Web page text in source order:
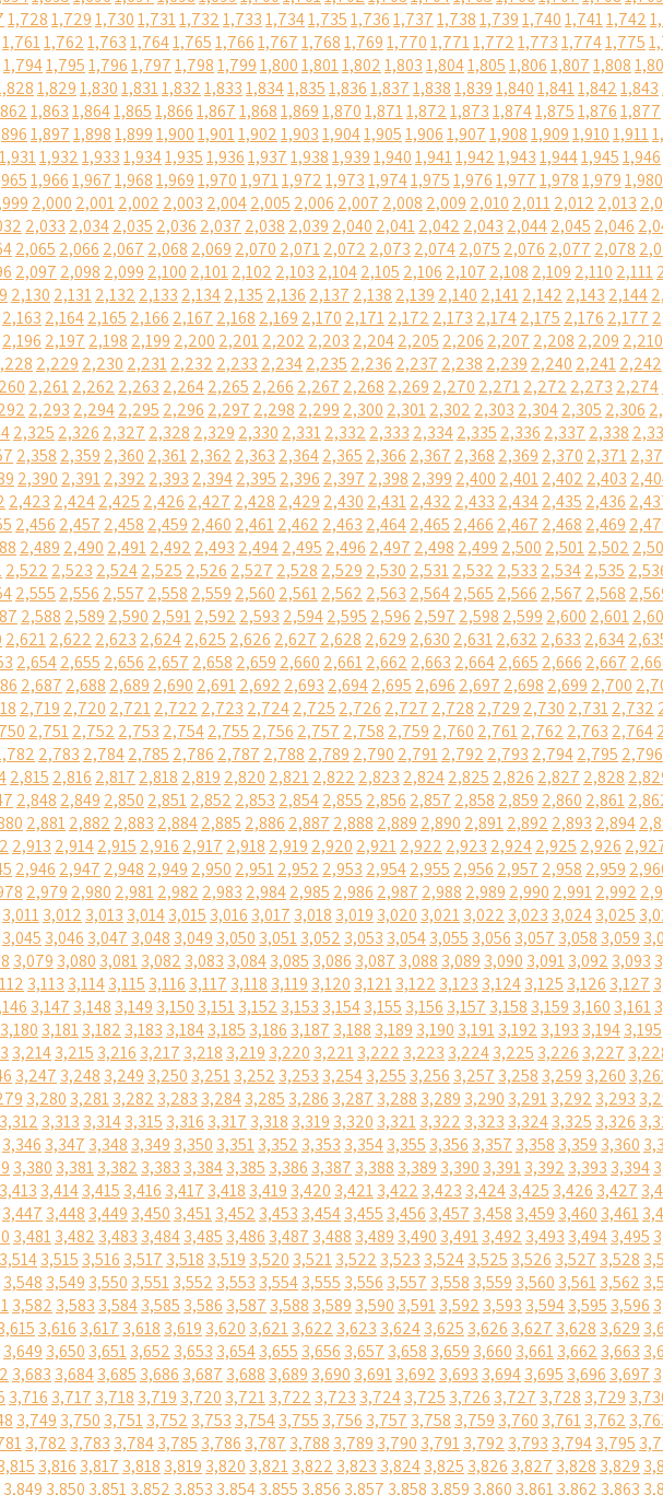
1,7281,7291,7301,7311,7321,7331,7341,7351,7361,7371,7381,7391,7401,7411,742
1,7611,7621,7631,7641,7651,7661,7671,7681,7691,7701,7711,7721,7731,7741,775
1,7941,7951,7961,7971,7981,7991,8001,8011,8021,8031,8041,8051,8061,8071,808
1,8291,8301,8311,8321,8331,8341,8351,8361,8371,8381,8391,8401,8411,8421,843
1,8631,8641,8651,8661,8671,8681,8691,8701,8711,8721,8731,8741,8751,8761,877
1,8971,8981,8991,9001,9011,9021,9031,9041,9051,9061,9071,9081,9091,9101,911
1,9311,9321,9331,9341,9351,9361,9371,9381,9391,9401,9411,9421,9431,9441,9451,946
1,9661,9671,9681,9691,9701,9711,9721,9731,9741,9751,9761,9771,9781,9791,980
2,000 2,0012,002 2,003 2,0042,005 2,006 2,007 2,008 2,009 2,010 2,0112,012 2,013
2,033 2,0342,035 2,036 2,037 2,038 2,039 2,040 2,0412,042 2,043 2,0442,045 2,046
2,065 2,066 2,067 2,068 2,069 2,070 2,0712,072 2,073 2,0742,075 2,076 2,077 2,078
2,097 2,098 2,099 2,100 2,1012,102 2,103 2,1042,105 2,106 2,107 2,108 2,109 2,110 2,111
2,130 2,1312,132 2,133 2,1342,135 2,136 2,137 2,138 2,139 2,140 2,1412,142 2,143 2,144
2,163 2,1642,165 2,166 2,167 2,168 2,169 2,170 2,1712,172 2,173 2,1742,175 2,176 2,177
2,196 2,197 2,198 2,199 2,200 2,2012,202 2,203 2,2042,205 2,206 2,207 2,208 2,209 2,210
2,229 2,230 2,2312,232 2,233 2,2342,235 2,236 2,237 2,238 2,239 2,240 2,2412,242
2,2612,262 2,263 2,2642,265 2,266 2,267 2,268 2,269 2,270 2,2712,272 2,273 2,274
2,293 2,2942,295 2,296 2,297 2,298 2,299 2,300 2,3012,302 2,303 2,3042,305 2,306
2,325 2,326 2,327 2,328 2,329 2,330 2,3312,332 2,333 2,3342,335 2,336 2,337 2,338
2,358 2,359 2,360 2,3612,362 2,363 2,3642,365 2,366 2,367 2,368 2,369 2,370 2,371
2,390 2,3912,392 2,393 2,3942,395 2,396 2,397 2,398 2,399 2,400 2,4012,402 2,403
2,423 2,4242,425 2,426 2,427 2,428 2,429 2,430 2,4312,432 2,433 2,4342,435 2,436
2,456 2,457 2,458 2,459 2,460 2,4612,462 2,463 2,4642,465 2,466 2,467 2,468 2,469
2,489 2,490 2,4912,492 2,493 2,4942,495 2,496 2,497 2,498 2,499 2,500 2,5012,502
2,522 2,523 2,5242,525 2,526 2,527 2,528 2,529 2,530 2,5312,532 2,533 2,5342,535
2,555 2,556 2,557 2,558 2,559 2,560 2,5612,562 2,563 2,5642,565 2,566 2,567 2,568
2,588 2,589 2,590 2,5912,592 2,593 2,5942,595 2,596 2,597 2,598 2,599 2,600 2,601
2,6212,622 2,623 2,6242,625 2,626 2,627 2,628 2,629 2,630 2,6312,632 2,633 2,634
2,6542,655 2,656 2,657 2,658 2,659 2,660 2,6612,662 2,663 2,6642,665 2,666 2,667
2,687 2,688 2,689 2,690 2,6912,692 2,693 2,6942,695 2,696 2,697 2,698 2,699 2,700
2,719 2,720 2,7212,722 2,723 2,7242,725 2,726 2,727 2,728 2,729 2,730 2,7312,732
2,7512,752 2,753 2,7542,755 2,756 2,757 2,758 2,759 2,760 2,7612,762 2,763 2,764
2,783 2,7842,785 2,786 2,787 2,788 2,789 2,790 2,7912,792 2,793 2,7942,795 2,796
2,815 2,816 2,817 2,818 2,819 2,820 2,8212,822 2,823 2,8242,825 2,826 2,827 2,828
2,848 2,849 2,850 2,8512,852 2,853 2,8542,855 2,856 2,857 2,858 2,859 2,860 2,861
2,8812,882 2,883 2,8842,885 2,886 2,887 2,888 2,889 2,890 2,8912,892 2,893 2,894
2,913 2,9142,915 2,916 2,917 2,918 2,919 2,920 2,9212,922 2,923 2,9242,925 2,926
2,946 2,947 2,948 2,949 2,950 2,9512,952 2,953 2,9542,955 2,956 2,957 2,958 2,959
2,979 2,980 2,9812,982 2,983 2,9842,985 2,986 2,987 2,988 2,989 2,990 2,9912,992
3,0113,012 3,013 3,0143,015 3,016 3,017 3,018 3,019 3,020 3,0213,022 3,023 3,0243,025
3,045 3,046 3,047 3,048 3,049 3,050 3,0513,052 3,053 3,0543,055 3,056 3,057 3,058 3,059
3,079 3,080 3,0813,082 3,083 3,0843,085 3,086 3,087 3,088 3,089 3,090 3,0913,092 3,093
3,113 3,1143,115 3,116 3,117 3,118 3,119 3,120 3,1213,122 3,123 3,1243,125 3,126 3,127
3,147 3,148 3,149 3,150 3,1513,152 3,153 3,1543,155 3,156 3,157 3,158 3,159 3,160 3,161
3,180 3,1813,182 3,183 3,1843,185 3,186 3,187 3,188 3,189 3,190 3,1913,192 3,193 3,1943,195
3,2143,215 3,216 3,217 3,218 3,219 3,220 3,2213,222 3,223 3,2243,225 3,226 3,227
3,247 3,248 3,249 3,250 3,2513,252 3,253 3,2543,255 3,256 3,257 3,258 3,259 3,260
3,280 3,2813,282 3,283 3,2843,285 3,286 3,287 3,288 3,289 3,290 3,2913,292 3,293
3,312 3,313 3,3143,315 3,316 3,317 3,318 3,319 3,320 3,3213,322 3,323 3,3243,325 3,326
3,346 3,347 3,348 3,349 3,350 3,3513,352 3,353 3,3543,355 3,356 3,357 3,358 3,359 3,360
3,380 3,3813,382 3,383 3,3843,385 3,386 3,387 3,388 3,389 3,390 3,3913,392 3,393 3,394
3,413 3,4143,415 3,416 3,417 3,418 3,419 3,420 3,4213,422 3,423 3,4243,425 3,426 3,427
3,447 3,448 3,449 3,450 3,4513,452 3,453 3,4543,455 3,456 3,457 3,458 3,459 3,460 3,461
3,4813,482 3,483 3,4843,485 3,486 3,487 3,488 3,489 3,490 3,4913,492 3,493 3,4943,495
3,5143,515 3,516 3,517 3,518 3,519 3,520 3,5213,522 3,523 3,5243,525 3,526 3,527 3,528
3,548 3,549 3,550 3,5513,552 3,553 3,5543,555 3,556 3,557 3,558 3,559 3,560 3,5613,562
3,582 3,583 3,5843,585 3,586 3,587 3,588 3,589 3,590 3,5913,592 3,593 3,5943,595 3,596
3,616 3,617 3,618 3,619 3,620 3,6213,622 3,623 3,6243,625 3,626 3,627 3,628 3,629
3,649 3,650 3,6513,652 3,653 3,6543,655 3,656 3,657 3,658 3,659 3,660 3,6613,662 3,663
3,683 3,6843,685 3,686 3,687 3,688 3,689 3,690 3,6913,692 3,693 3,6943,695 3,696 3,697
3,716 3,717 3,718 3,719 3,720 3,7213,722 3,723 3,7243,725 3,726 3,727 3,728 3,729
3,749 3,750 3,7513,752 3,753 3,7543,755 3,756 3,757 3,758 3,759 3,760 3,7613,762
3,782 3,783 3,7843,785 3,786 3,787 3,788 3,789 3,790 3,7913,792 3,793 3,7943,795
3,816 3,817 3,818 3,819 3,820 3,8213,822 3,823 3,8243,825 3,826 3,827 3,828 3,829
3,849 3,850 3,8513,852 3,853 3,8543,855 3,856 3,857 3,858 3,859 3,860 3,8613,862 3,863